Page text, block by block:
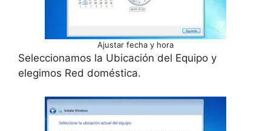
Ajustar fecha y hora
Seleccionamos la Ubicación del Equipo y
elegimos Red doméstica.